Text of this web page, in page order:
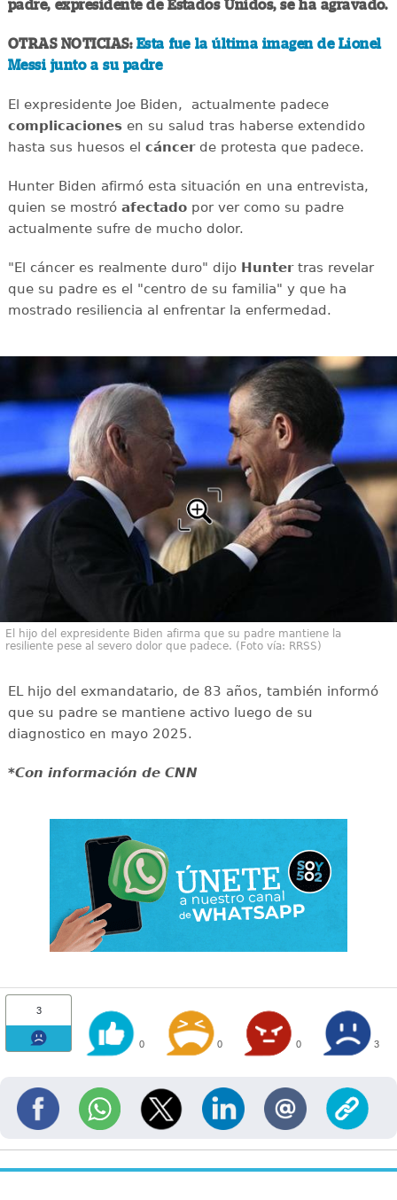
padre, expresidente de Estados Unidos, se ha agravado.
OTRAS NOTICIAS: Esta fue la última imagen de Lionel
Messi junto a su padre
El expresidente Joe Biden, actualmente padece
complicacionesen su salud tras haberse extendido
hasta sus huesos el cáncerde protesta que padece.
Hunter Biden afirmó esta situación en una entrevista,
quien se mostró afectadopor ver como su padre
actualmente sufre de mucho dolor.
"El cáncer es realmente duro" dijo Huntertras revelar
que su padre es el "centro de su familia" y que ha
mostrado resiliencia al enfrentar la enfermedad.
El hijo del expresidente Biden afirma que su padre mantiene la
resiliente pese al severo dolor que padece. (Foto vía: RRSS)
EL hijo del exmandatario, de 83 años, también informó
que su padre se mantiene activo luego de su
diagnostico en mayo 2025.
*Con información de CNN
3
0 0 0 3